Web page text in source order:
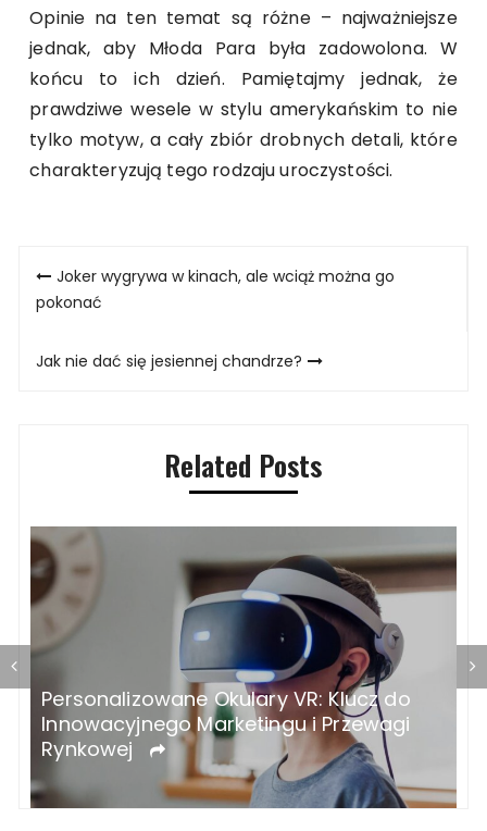
Opinie na ten temat są różne – najważniejsze
jednak, aby Młoda Para była zadowolona. W
końcu to ich dzień. Pamiętajmy jednak, że
prawdziwe wesele w stylu amerykańskim to nie
tylko motyw, a cały zbiór drobnych detali, które
charakteryzują tego rodzaju uroczystości.
Nawigacja
wpisu
Joker wygrywa w kinach, ale wciąż można go
pokonać
Jak nie dać się jesiennej chandrze?
Related Posts
Serwis Forda: Twój Klucz do
Niezawodności i Komfortu!